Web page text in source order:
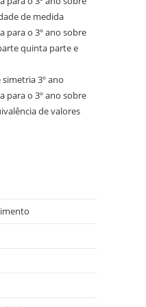
de medida
para o 3º ano sobre
quinta parte e
3º ano
para o 3º ano sobre
de valores